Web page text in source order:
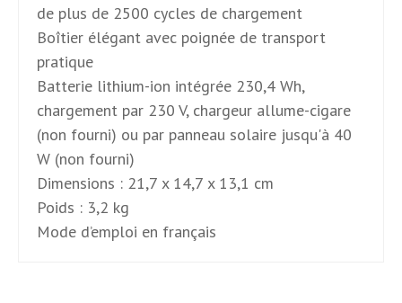
de plus de 2500 cycles de chargement
Boîtier élégant avec poignée de transport
pratique
Batterie lithium-ion intégrée 230,4 Wh,
chargement par 230 V, chargeur allume-cigare
(non fourni) ou par panneau solaire jusqu'à 40
W (non fourni)
Dimensions : 21,7 x 14,7 x 13,1 cm
Poids : 3,2 kg
Mode d’emploi en français